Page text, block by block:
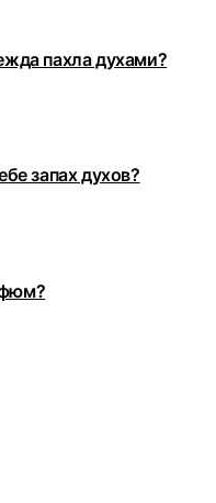
пахла духами?
запах духов?